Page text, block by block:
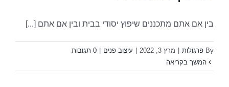
בין אם אתם מתכננים שיפוץ יסודי בבית ובין אם אתם [...]
By פרגולות מרץ 3, 2022 עיצוב פנים
0 תגובות
המשך בקריאה